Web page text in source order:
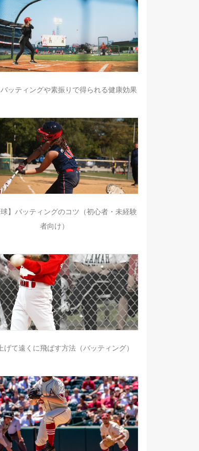
バッティングや素振りで得られる健康効果
球】バッティングのコツ（初心者・未経験
者向け）
げて遠くに飛ばす方法（バッティング）